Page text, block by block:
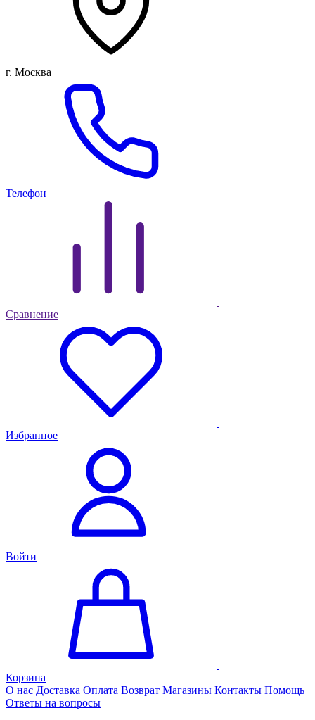
г. Москва
Телефон
Сравнение
Избранное
Войти
Корзина
О нас Доставка Оплата Возврат Магазины Контакты Помощь
Ответы на вопросы